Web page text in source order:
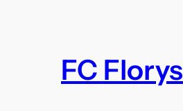
FC Florys